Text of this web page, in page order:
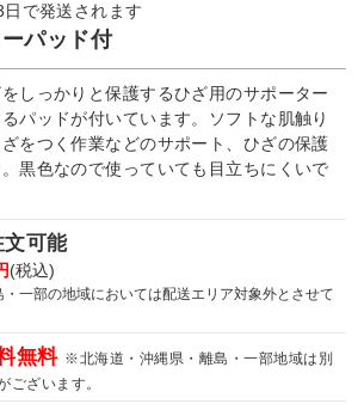
で発送されます
パッド付
しっかりと保護するひざ用のサポーター
パッドが付いています。ソフトな肌触り
をつく作業などのサポート、ひざの保護
黒色なので使っていても目立ちにくいで
文可能
(税込)
一部の地域においては配送エリア対象外とさせて
無料 ※北海道・沖縄県・離島・一部地域は別
ございます。